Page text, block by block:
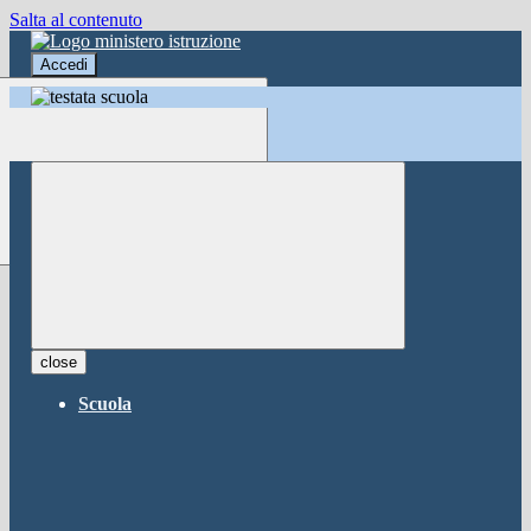
Salta al contenuto
Accedi
Accedi
button close ×
close
Scuola